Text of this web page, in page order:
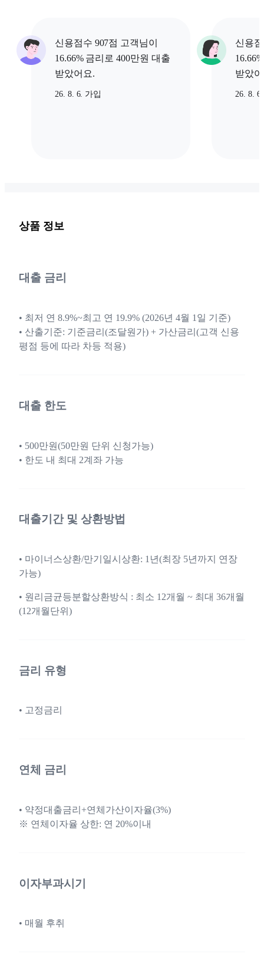
신용점수 907점 고객님이
16.66% 금리로 400만원 대출
받았어요.
26. 8. 6. 가입
신용
받았
26. 8.
상품 정보
대출 금리
• 최저 연 8.9%~최고 연 19.9% (2026년 4월 1일 기준)
• 산출기준: 기준금리(조달원가) + 가산금리(고객 신용
평점 등에 따라 차등 적용)
대출 한도
• 500만원(50만원 단위 신청가능)
• 한도 내 최대 2계좌 가능
대출기간 및 상환방법
• 마이너스상환/만기일시상환: 1년(최장 5년까지 연장
가능)
• 원리금균등분할상환방식 : 최소 12개월 ~ 최대 36개월
(12개월단위)
금리 유형
• 고정금리
연체 금리
• 약정대출금리+연체가산이자율(3%)
※ 연체이자율 상한: 연 20%이내
이자부과시기
• 매월 후취